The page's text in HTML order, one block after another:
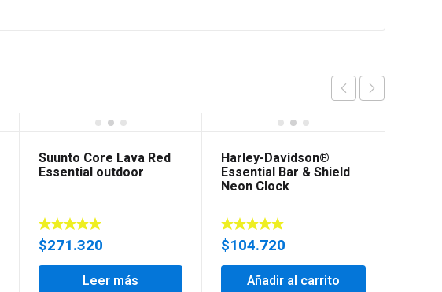
Suunto Core Lava Red
Essential outdoor
$271.320
Leer más
Harley-Davidson®
Essential Bar & Shield
Neon Clock
$104.720
Añadir al carrito